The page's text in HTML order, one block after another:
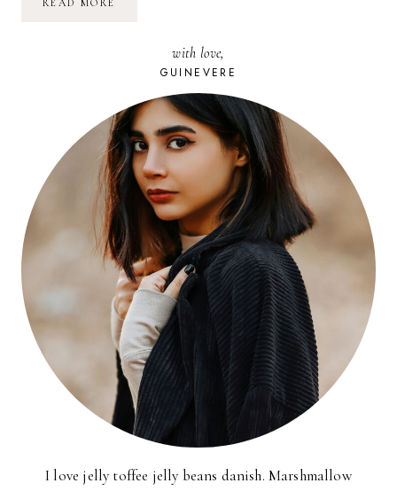
with love,
GUINEVERE
I love jelly toffee jelly beans danish. Marshmallow